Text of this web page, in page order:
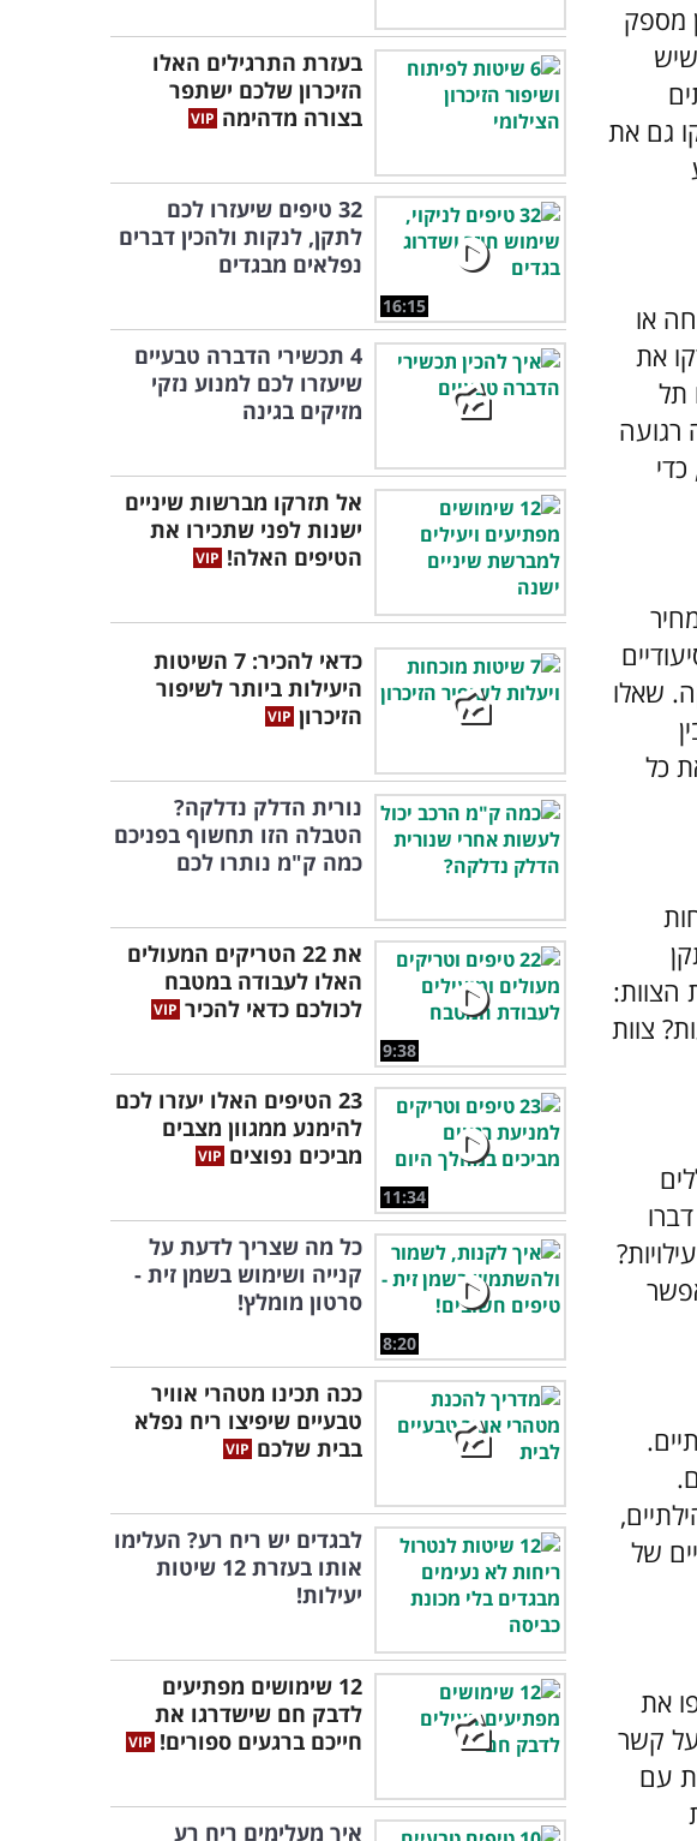
מספק
גם את
או
את
תל
רגועה
סיעודיים
שאלו
כל
הצוות:
צוות
של
את
קשר
עם
בעזרת התרגילים האלו
הזיכרון שלכם ישתפר
בצורה מדהימה
16:15
32 טיפים שיעזרו לכם
לתקן, לנקות ולהכין דברים
נפלאים מבגדים
4 תכשירי הדברה טבעיים
שיעזרו לכם למנוע נזקי
מזיקים בגינה
אל תזרקו מברשות שיניים
ישנות לפני שתכירו את
הטיפים האלה!
כדאי להכיר: 7 השיטות
היעילות ביותר לשיפור
הזיכרון
נורית הדלק נדלקה?
הטבלה הזו תחשוף בפניכם
כמה ק"מ נותרו לכם
9:38
את 22 הטריקים המעולים
האלו לעבודה במטבח
לכולכם כדאי להכיר
11:34
23 הטיפים האלו יעזרו לכם
להימנע ממגוון מצבים
מביכים נפוצים
8:20
כל מה שצריך לדעת על
קנייה ושימוש בשמן זית -
סרטון מומלץ!
ככה תכינו מטהרי אוויר
טבעיים שיפיצו ריח נפלא
בבית שלכם
לבגדים יש ריח רע? העלימו
אותו בעזרת 12 שיטות
יעילות!
12 שימושים מפתיעים
לדבק חם שישדרגו את
חייכם ברגעים ספורים!
איך מעלימים ריח רע